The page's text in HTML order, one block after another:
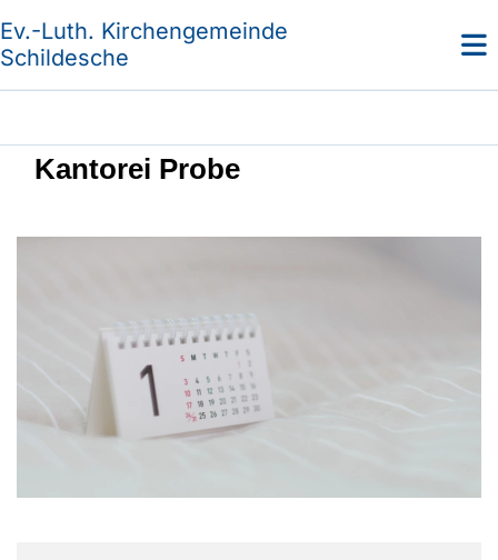
Ev.-Luth. Kirchengemeinde
Schildesche
Kantorei Probe